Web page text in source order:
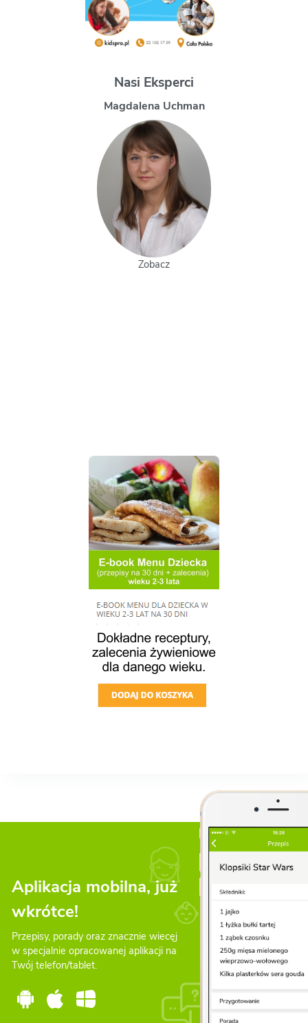
Nasi Eksperci
Magdalena Uchman
Zobacz
Aplikacja mobilna, już
wkrótce!
Przepisy, porady oraz znacznie wiecęj
w specjalnie opracowanej aplikacji na
Twój telefon/tablet.